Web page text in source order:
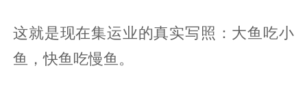
这就是现在集运业的真实写照：大鱼吃小
鱼，快鱼吃慢鱼。